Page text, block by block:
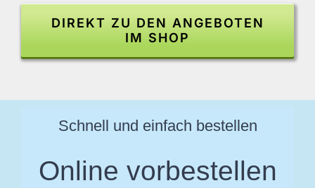
DIREKT ZU DEN ANGEBOTEN
IM SHOP
Schnell und einfach bestellen
Online vorbestellen